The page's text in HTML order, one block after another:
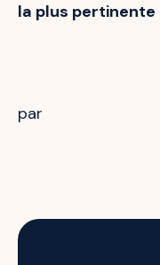
la plus pertinente
par